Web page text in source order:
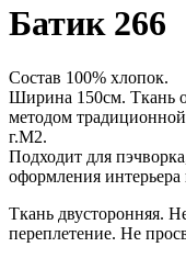
Батик 266
Состав 100% хлопок.
Ширина 150см. Ткань
методом
г.М2.
Подходит для
оформления
Ткань двусторонняя.
переплетение. Не